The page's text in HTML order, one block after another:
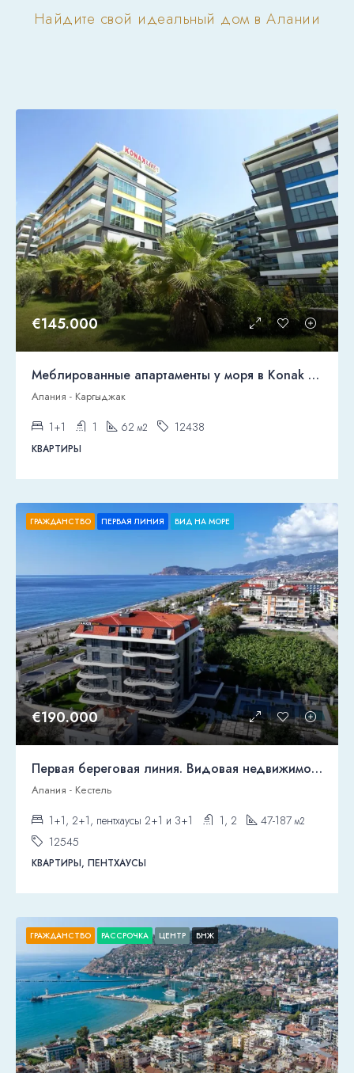
Найдите свой идеальный дом в Алании
€145.000
Меблированные апартаменты у моря в Konak Seaside Resort
Алания - Каргыджак
1+1 1 62 м2 12438
КВАРТИРЫ
ГРАЖДАНСТВО ПЕРВАЯ ЛИНИЯ ВИД НА МОРЕ
€190.000
Первая береговая линия. Видовая недвижимость под гражданство
Алания - Кестель
1+1, 2+1, пентхаусы 2+1 и 3+1 1, 2 47-187 м2
12545
КВАРТИРЫ, ПЕНТХАУСЫ
ГРАЖДАНСТВО РАССРОЧКА ЦЕНТР ВНЖ